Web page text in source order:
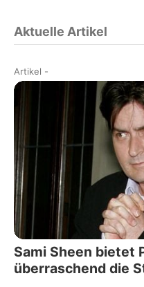
Aktuelle Artikel
Artikel -
Sami Sheen bietet
überraschend die